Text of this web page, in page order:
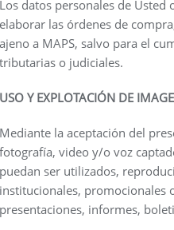
Los datos personales de Usted
elaborar las órdenes de
ajeno a MAPS, salvo para el
tributarias o judiciales.
USO Y EXPLOTACIÓN DE
Mediante la aceptación del
fotografía, video y/o voz
puedan ser utilizados,
institucionales, promocionales
presentaciones, informes,